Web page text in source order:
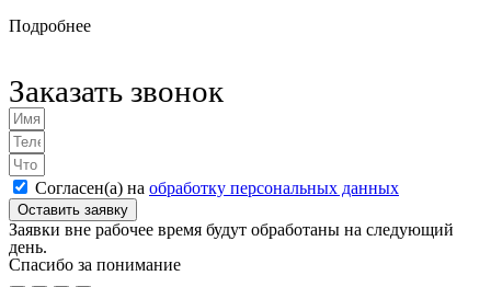
Подробнее
Заказать звонок
Согласен(а) на обработку персональных данных
Оставить заявку
Заявки вне рабочее время будут обработаны на следующий
день.
Спасибо за понимание